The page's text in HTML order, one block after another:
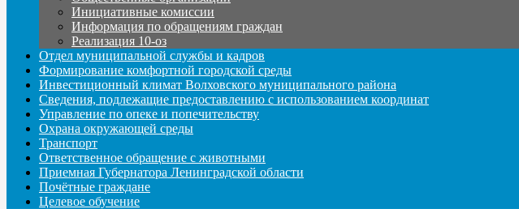
Инициативные комиссии
Информация по обращениям граждан
Реализация 10-оз
Отдел муниципальной службы и кадров
Формирование комфортной городской среды
Инвестиционный климат Волховского муниципального района
Сведения, подлежащие предоставлению с использованием координат
Управление по опеке и попечительству
Охрана окружающей среды
Транспорт
Ответственное обращение с животными
Приемная Губернатора Ленинградской области
Почётные граждане
Целевое обучение